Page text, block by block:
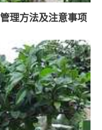
理方法及注意事项